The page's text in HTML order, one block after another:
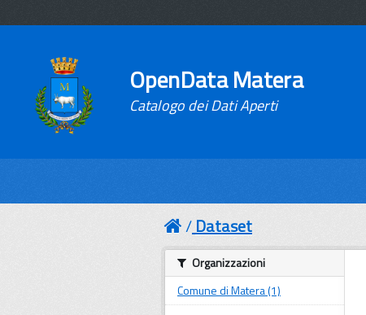
OpenData Matera
Catalogo dei Dati Aperti
Dataset
Organizzazioni
Comune di Matera (1)